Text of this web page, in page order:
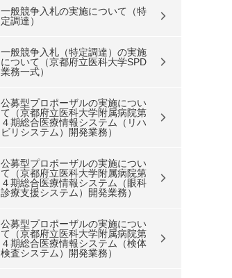
一般競争入札の実施について（特
定調達）
一般競争入札（特定調達）の実施
について（京都府立医科大学SPD
業務一式）
公募型プロポーザルの実施につい
て（京都府立医科大学附属病院第
４期総合医療情報システム（リハ
ビリシステム）開発業務）
公募型プロポーザルの実施につい
て（京都府立医科大学附属病院第
４期総合医療情報システム（眼科
診療支援システム）開発業務）
公募型プロポーザルの実施につい
て（京都府立医科大学附属病院第
４期総合医療情報システム（検体
検査システム）開発業務）